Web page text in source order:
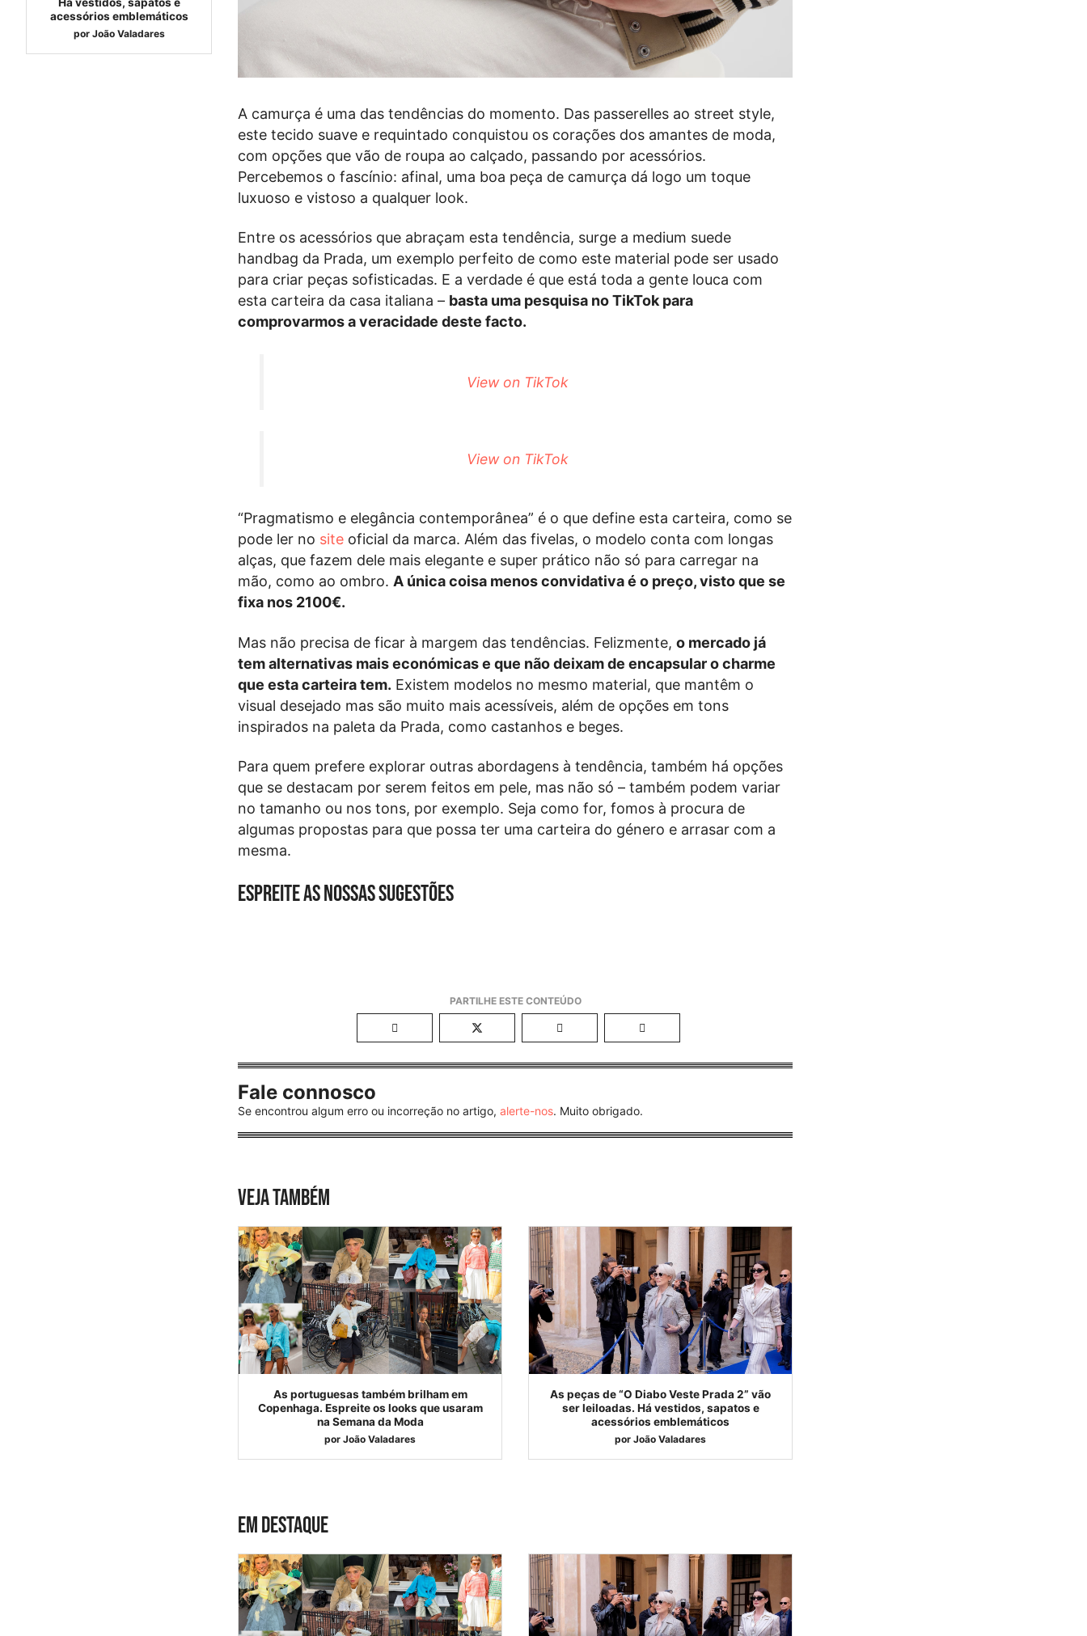
Há vestidos, sapatos e
acessórios emblemáticos
por João Valadares
A camurça é uma das tendências do momento. Das passerelles ao street style,
este tecido suave e requintado conquistou os corações dos amantes de moda,
com opções que vão de roupa ao calçado, passando por acessórios.
Percebemos o fascínio: afinal, uma boa peça de camurça dá logo um toque
luxuoso e vistoso a qualquer look.
Entre os acessórios que abraçam esta tendência, surge a medium suede
handbag da Prada, um exemplo perfeito de como este material pode ser usado
para criar peças sofisticadas. E a verdade é que está toda a gente louca com
esta carteira da casa italiana – basta uma pesquisa no TikTok para
comprovarmos a veracidade deste facto.
View on TikTok
View on TikTok
“Pragmatismo e elegância contemporânea” é o que define esta carteira, como se
pode ler no site oficial da marca. Além das fivelas, o modelo conta com longas
alças, que fazem dele mais elegante e super prático não só para carregar na
mão, como ao ombro.A única coisa menos convidativa é o preço, visto que se
fixa nos 2100€.
Mas não precisa de ficar à margem das tendências. Felizmente,o mercado já
tem alternativas mais económicas e que não deixam de encapsular o charme
que esta carteira tem. Existem modelos no mesmo material, que mantêm o
visual desejado mas são muito mais acessíveis, além de opções em tons
inspirados na paleta da Prada, como castanhos e beges.
Para quem prefere explorar outras abordagens à tendência, também há opções
que se destacam por serem feitos em pele, mas não só – também podem variar
no tamanho ou nos tons, por exemplo. Seja como for, fomos à procura de
algumas propostas para que possa ter uma carteira do género e arrasar com a
mesma.
Espreite as nossas sugestões
Fale connosco
Se encontrou algum erro ou incorreção no artigo,alerte-nos. Muito obrigado.
VEJA TAMBÉM
As portuguesas também brilham em
Copenhaga. Espreite os looks que usaram
na Semana da Moda
por João Valadares
As peças de “O Diabo Veste Prada 2” vão
ser leiloadas. Há vestidos, sapatos e
acessórios emblemáticos
por João Valadares
EM DESTAQUE